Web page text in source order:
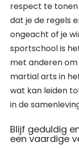
respect te
dat je de regels
ongeacht of je
sportschool is
met anderen
martial arts in
wat kan leiden
in de
Blijf geduldig
een vaardige